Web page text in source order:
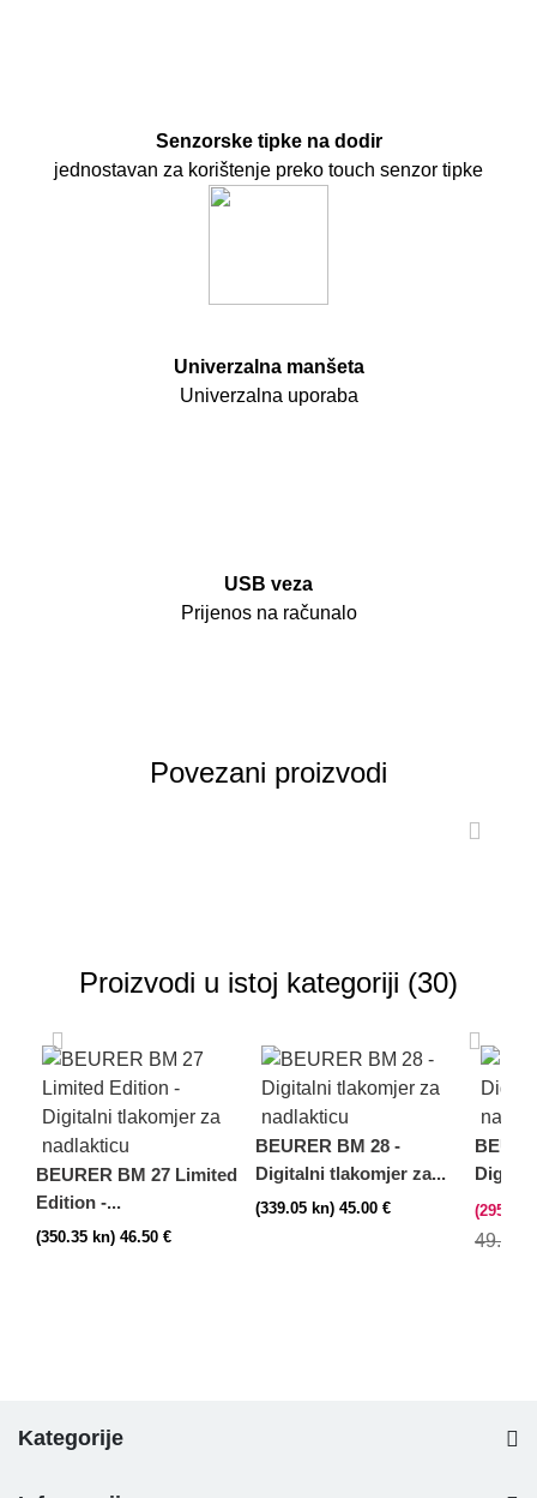
Senzorske tipke na dodir
jednostavan za korištenje preko touch senzor tipke
Univerzalna manšeta
Univerzalna uporaba
USB veza
Prijenos na računalo
Povezani proizvodi
Proizvodi u istoj kategoriji (30)
BEURER BM 27 Limited
Edition -...
(350.35 kn) 46.50 €
BEURER BM 28 -
Digitalni tlakomjer za...
(339.05 kn) 45.00 € (295.35
49.00 €
Kategorije